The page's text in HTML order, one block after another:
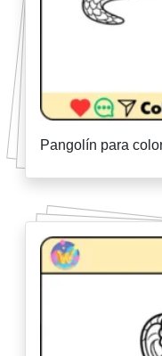
Pangolín para